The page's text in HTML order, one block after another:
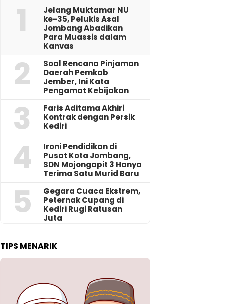
1
Jelang Muktamar NU
ke-35, Pelukis Asal
Jombang Abadikan
Para Muassis dalam
Kanvas
2
‎Soal Rencana Pinjaman
Daerah Pemkab
Jember, Ini Kata
Pengamat Kebijakan ‎
3
Faris Aditama Akhiri
Kontrak dengan Persik
Kediri
4
Ironi Pendidikan di
Pusat Kota Jombang,
SDN Mojongapit 3 Hanya
Terima Satu Murid Baru
5
‎Gegara Cuaca Ekstrem,
Peternak Cupang di
Kediri Rugi Ratusan
Juta
TIPS MENARIK